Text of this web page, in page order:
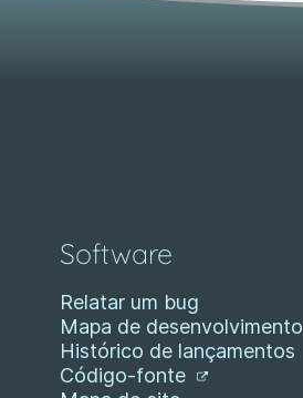
Software
Relatar um bug
Mapa de desenvolvimento
Histórico de lançamentos
Código-fonte